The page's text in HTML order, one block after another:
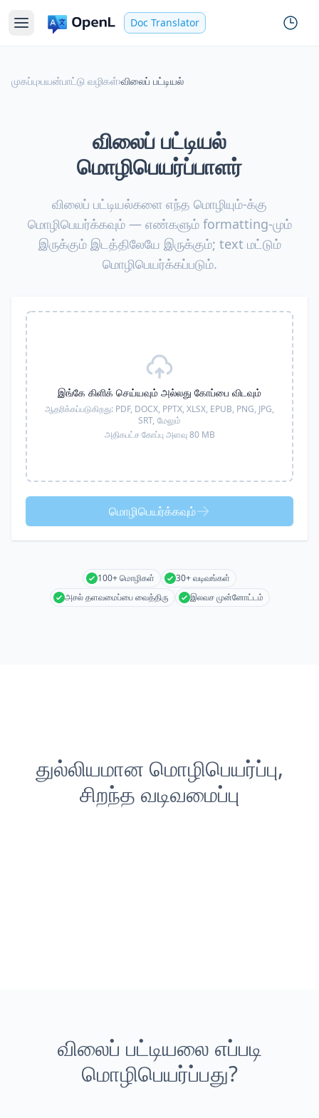
Doc Translator
முகப்பு›பயன்பாட்டு வழிகள்›விலைப் பட்டியல்
விலைப் பட்டியல்
மொழிபெயர்ப்பாளர்
விலைப் பட்டியல்களை எந்த மொழியும்-க்கு
மொழிபெயர்க்கவும் — எண்களும் formatting-மும்
இருக்கும் இடத்திலேயே இருக்கும்; text மட்டும்
மொழிபெயர்க்கப்படும்.
இங்கே கிளிக் செய்யவும் அல்லது கோப்பை விடவும்
ஆதரிக்கப்படுகிறது: PDF, DOCX, PPTX, XLSX, EPUB, PNG, JPG,
SRT, மேலும்
அதிகபட்ச கோப்பு அளவு 80 MB
மொழிபெயர்க்கவும்
100+ மொழிகள்
30+ வடிவங்கள்
அசல் தளவமைப்பை வைத்திரு
இலவச முன்னோட்டம்
துல்லியமான மொழிபெயர்ப்பு,
சிறந்த வடிவமைப்பு
விலைப் பட்டியலை எப்படி
மொழிபெயர்ப்பது?